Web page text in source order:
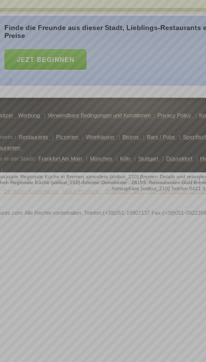
Regionale Küche in Bremen atmosfera {atribut_210} Bremen Details und
Regionale Küche {atribut_210} Adresse Domsheide , 28195, Restauranten Guid
Atmosphäre {atribut_210} Telefon 0421
Finde die Freunde aus dieser Stadt, Lieblings-
Preise
JEZT BEGINNEN
Werbung | Verwendbare Bedingungen und Konditionen | Privacy Policy |
: Restaurants | Pizzerien | Weinhäuser | Bistros | Bars / Pubs |
in der Stadt: Frankfurt Am Main | München | Köln | Stuttgart | Düsseldorf |
|
| Benutzer | Guids und Listen | Restauranten suche | Video von den Lokals |
Die lezten Komentaren Mulch Producer Optimizare Site Taxi Heathrow to London
Alle Rechte vorbehalten. Telefon:(+39)051-19907137 Fax:(+39)051-0922358